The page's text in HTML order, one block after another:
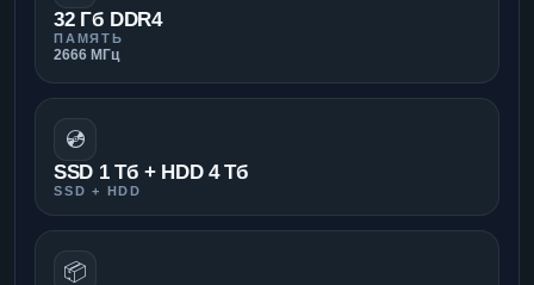
32 Гб DDR4
ПАМЯТЬ
2666 МГц
💿
SSD 1 Тб + HDD 4 Тб
SSD + HDD
📦